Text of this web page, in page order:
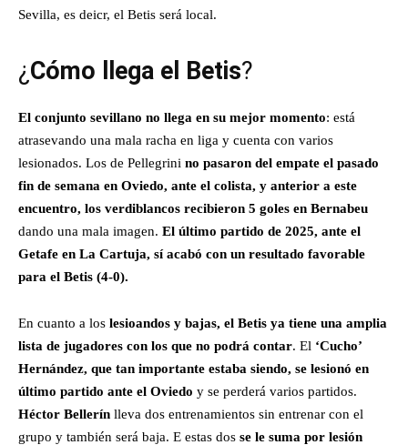
Sevilla, es deicr, el Betis será local.
¿Cómo llega el Betis?
El conjunto sevillano no llega en su mejor momento: está
atrasevando una mala racha en liga y cuenta con varios
lesionados. Los de Pellegrini no pasaron del empate el pasado
fin de semana en Oviedo, ante el colista, y anterior a este
encuentro, los verdiblancos recibieron 5 goles en Bernabeu
dando una mala imagen. El último partido de 2025, ante el
Getafe en La Cartuja, sí acabó con un resultado favorable
para el Betis (4-0).
En cuanto a los lesioandos y bajas, el Betis ya tiene una amplia
lista de jugadores con los que no podrá contar. El ‘Cucho’
Hernández, que tan importante estaba siendo, se lesionó en
último partido ante el Oviedo y se perderá varios partidos.
Héctor Bellerín lleva dos entrenamientos sin entrenar con el
grupo y también será baja. E estas dos se le suma por lesión